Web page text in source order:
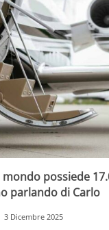
possiede
parlando di Carlo
3 Dicembre 2025